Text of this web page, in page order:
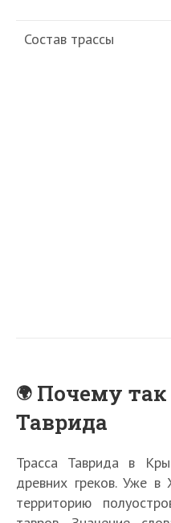
Состав трассы
Почему так
Таврида
Трасса Таврида в
древних греков. Уже
территорию